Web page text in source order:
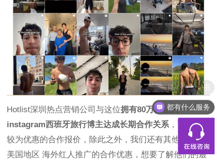
Hotlist深圳热点营销公司与这位拥有80万粉丝的
instagram西班牙旅行博主达成长期合作关系 ，可以获得
较为优惠的合作报价，除此之外，我们还有其他欧洲和
美国地区 海外红人推广的合作优惠，想要了解他们的最
都有什么服务